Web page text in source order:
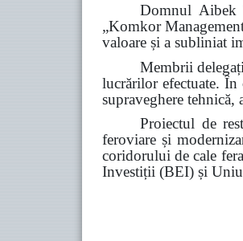
Domnul Aibek
„Komkor
valoare și a subliniat
Membrii
lucrărilor efectuate. În
supraveghere
Proiectul de
feroviare și
coridorului de cale
Investiții (BEI) și